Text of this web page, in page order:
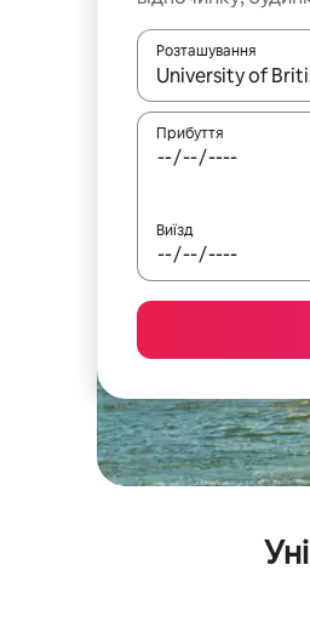
Розташування
Отримавши
Прибуття
Виїзд